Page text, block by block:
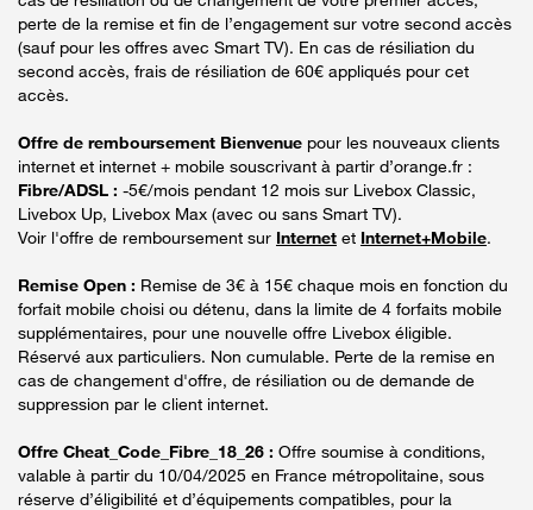
perte de la remise et fin de l’engagement sur votre second accès
(sauf pour les offres avec Smart TV). En cas de résiliation du
second accès, frais de résiliation de 60€ appliqués pour cet
accès.
Offre de remboursement Bienvenue pour les nouveaux clients
internet et internet + mobile souscrivant à partir d’orange.fr :
Fibre/ADSL : -5€/mois pendant 12 mois sur Livebox Classic,
Livebox Up, Livebox Max (avec ou sans Smart TV).
Voir l'offre de remboursement sur Internet et Internet+Mobile.
Remise Open : Remise de 3€ à 15€ chaque mois en fonction du
forfait mobile choisi ou détenu, dans la limite de 4 forfaits mobile
supplémentaires, pour une nouvelle offre Livebox éligible.
Réservé aux particuliers. Non cumulable. Perte de la remise en
cas de changement d'offre, de résiliation ou de demande de
suppression par le client internet.
Offre Cheat_Code_Fibre_18_26 : Offre soumise à conditions,
valable à partir du 10/04/2025 en France métropolitaine, sous
réserve d’éligibilité et d’équipements compatibles, pour la